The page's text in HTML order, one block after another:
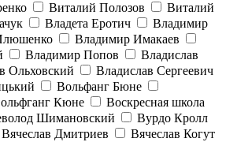
Виталий Полозов
Виталий
Владета Еротич
Владимир
Владимир Имакаев
Владимир Попов
Владислав
Ольховский
Владислав Сергеевич
Вольфанг Бюне
Кюне
Воскресная школа
Шимановский
Вурдо Кролл
Вячеслав Дмитриев
Вячеслав Когут